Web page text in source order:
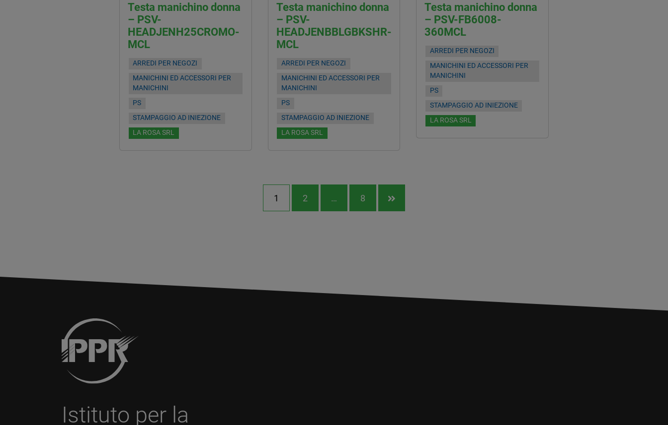
Testa manichino donna
– PSV-
HEADJENH25CROMO-
MCL
ARREDI PER NEGOZI
MANICHINI ED ACCESSORI PER
MANICHINI
PS
STAMPAGGIO AD INIEZIONE
LA ROSA SRL
Testa manichino donna
– PSV-
HEADJENBBLGBKSHR-
MCL
ARREDI PER NEGOZI
MANICHINI ED ACCESSORI PER
MANICHINI
PS
STAMPAGGIO AD INIEZIONE
LA ROSA SRL
Testa manichino donna
– PSV-FB6008-
360MCL
ARREDI PER NEGOZI
MANICHINI ED ACCESSORI PER
MANICHINI
PS
STAMPAGGIO AD INIEZIONE
LA ROSA SRL
1 2 … 8 
Istituto per la